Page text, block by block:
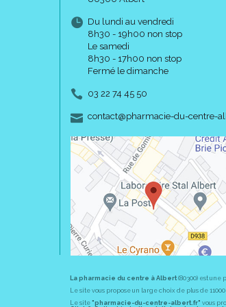
Du lundi au vendredi
8h30 - 19h00 non stop
Le samedi
8h30 - 17h00 non stop
Fermé le dimanche
03 22 74 45 50
contact-
@-
pharmacie-du-centre-
La pharmacie du centre à Albert(80300) est une
Le site vous propose un large choix de plus de
Le site "pharmacie-du-centre-albert.fr" vous